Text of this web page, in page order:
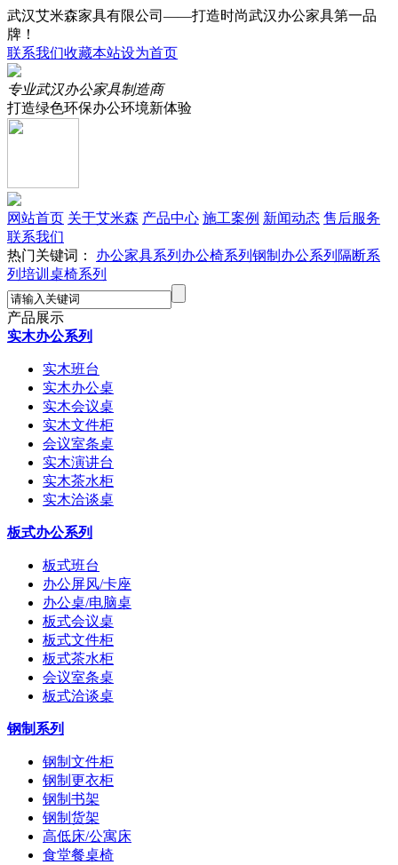
武汉艾米森家具有限公司——打造时尚武汉办公家具第一品
牌！
联系我们收藏本站设为首页
专业武汉办公家具制造商
打造绿色环保办公环境新体验
网站首页 关于艾米森 产品中心 施工案例 新闻动态 售后服务
联系我们
热门关键词： 办公家具系列 办公椅系列 钢制办公系列 隔断系
列 培训桌椅系列
产品展示
实木办公系列
实木班台
实木办公桌
实木会议桌
实木文件柜
会议室条桌
实木演讲台
实木茶水柜
实木洽谈桌
板式办公系列
板式班台
办公屏风/卡座
办公桌/电脑桌
板式会议桌
板式文件柜
板式茶水柜
会议室条桌
板式洽谈桌
钢制系列
钢制文件柜
钢制更衣柜
钢制书架
钢制货架
高低床/公寓床
食堂餐桌椅